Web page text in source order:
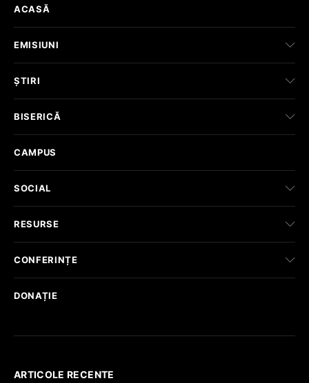
ACASĂ
EMISIUNI
ȘTIRI
BISERICĂ
CAMPUS
SOCIAL
RESURSE
CONFERINȚE
DONAȚIE
ARTICOLE RECENTE